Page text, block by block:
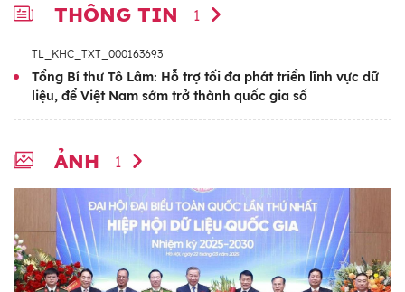
THÔNG TIN 1
TL_KHC_TXT_000163693
Tổng Bí thư Tô Lâm: Hỗ trợ tối đa phát triển lĩnh vực dữ
liệu, để Việt Nam sớm trở thành quốc gia số
ẢNH 1